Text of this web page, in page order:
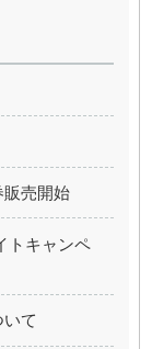
売開始
トキャンペ
て